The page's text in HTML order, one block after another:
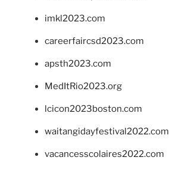
imkl2023.com
careerfaircsd2023.com
apsth2023.com
MedItRio2023.org
lcicon2023boston.com
waitangidayfestival2022.com
vacancesscolaires2022.com